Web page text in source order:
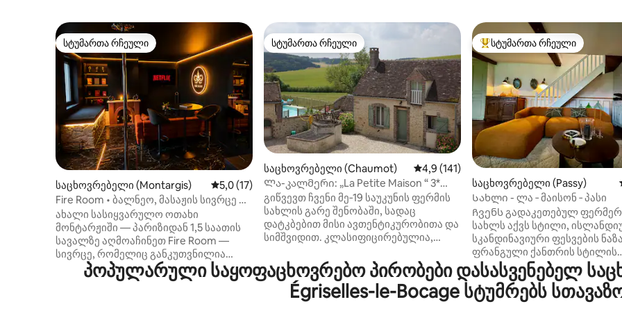
სტუმართა რჩეული
სტუმართა რჩეული
საცხოვრებელი (Montargis) საშუალო შეფასებაა 5‑დან 5,0, 17 მიმოხილვა
5,0 (17)
Fire Room • ბალნეო, მასაჟის სივრცე და
BDSM ოთახი
ახალი სასიყვარულო ოთახი
მონტარჟიში — პარიზიდან 1,5 საათის
სავალზე აღმოაჩინეთ Fire Room —
სივრცე, რომელიც განკუთვნილია
წყვილების დასვენებისა და
განტვირთვისთვის. პირადი სპა,
სტუმართა რჩეული
სტუმართა რჩეული
საცხოვრებელი (Chaumot) საშუალო შეფასებაა 5‑დან 4,9, 141
4,9 (141)
Ლა-კალმერი: „La Petite Maison “ 3*
1h30 პარიზიდან
გიწვევთ ჩვენი მე‑19 საუკუნის ფერმის
სახლის გარე შენობაში, სადაც
დატკბებით მისი ავთენტიკურობითა და
სიმშვიდით. კლასიფიცირებულია,
აღჭურვილი ტურისტული
საცხოვრებელი. უფასო წვდომა ბაღზე
და გათბობადი აუზზე (10x5 მეტრი),
არაპირადი (მაისი — სექტემბერი).
სტუმართა რჩეული მოწინავე
სტუმართა რჩეული
საცხოვრებელი (Passy)
Სახლი - ლა ‑ მაისონ ‑ პასი
Ჩვენს გადაკეთებულ
სახლს აქვს სტილი,
სკანდინავიური ფესვების
ფრანგული ქანთრის სტილის
სიმყუდროვე. Ახალი
უზრუნველყოფს კარგი ძილის
გარანტიას, აბაზანებსა და
დღის კომფორტულ დაწყებას,
პოპულარული საყოფაცხოვრებო პირობები დასასვენებელ
Égriselles-le-Bocage სტუმრებს